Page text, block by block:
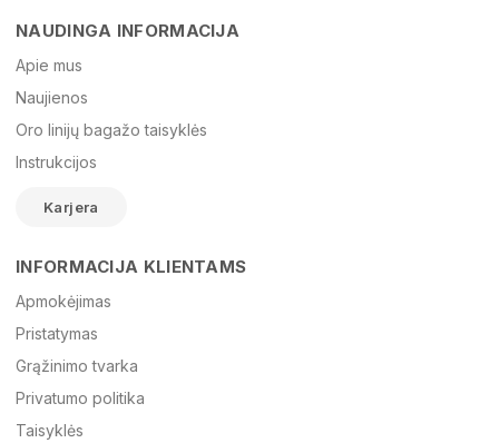
El. paštas
Žinutė
NAUDINGA INFORMACIJA
Apie mus
Naujienos
Oro linijų bagažo taisyklės
Instrukcijos
Karjera
INFORMACIJA KLIENTAMS
Apmokėjimas
Pristatymas
Grąžinimo tvarka
Privatumo politika
Taisyklės